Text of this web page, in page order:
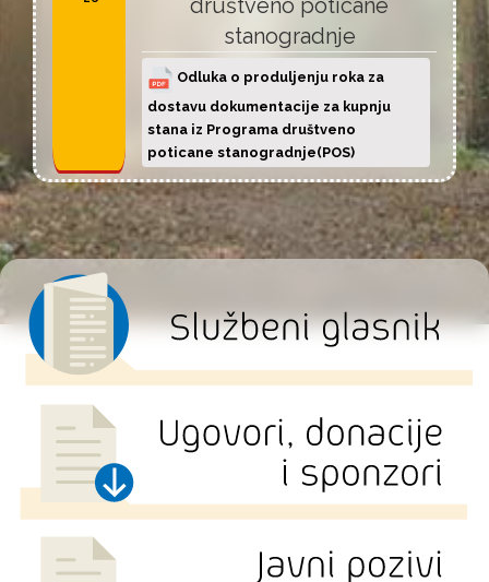
društveno poticane
stanogradnje
Odluka o produljenju roka za
dostavu dokumentacije za kupnju
stana iz Programa društveno
poticane stanogradnje(POS)